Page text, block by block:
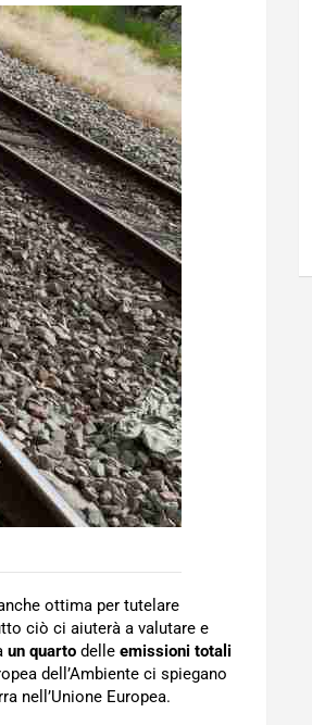
ottima per tutelare
ciò ci aiuterà a valutare e
un quarto delle emissioni totali
dell’Ambiente ci spiegano
nell’Unione Europea.